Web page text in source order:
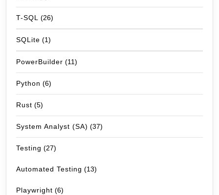
T-SQL (26)
SQLite (1)
PowerBuilder (11)
Python (6)
Rust (5)
System Analyst (SA) (37)
Testing (27)
Automated Testing (13)
Playwright (6)